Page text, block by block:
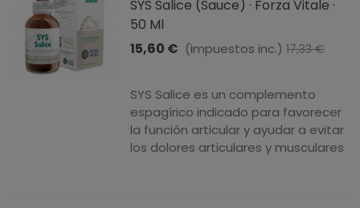
SYS Salice (Sauce) · Forza Vitale ·
50 Ml
15,60 € (impuestos inc.) 17,33 €
SYS Salice es un complemento
espagírico indicado para favorecer
la función articular y ayudar a evitar
los dolores articulares y musculares